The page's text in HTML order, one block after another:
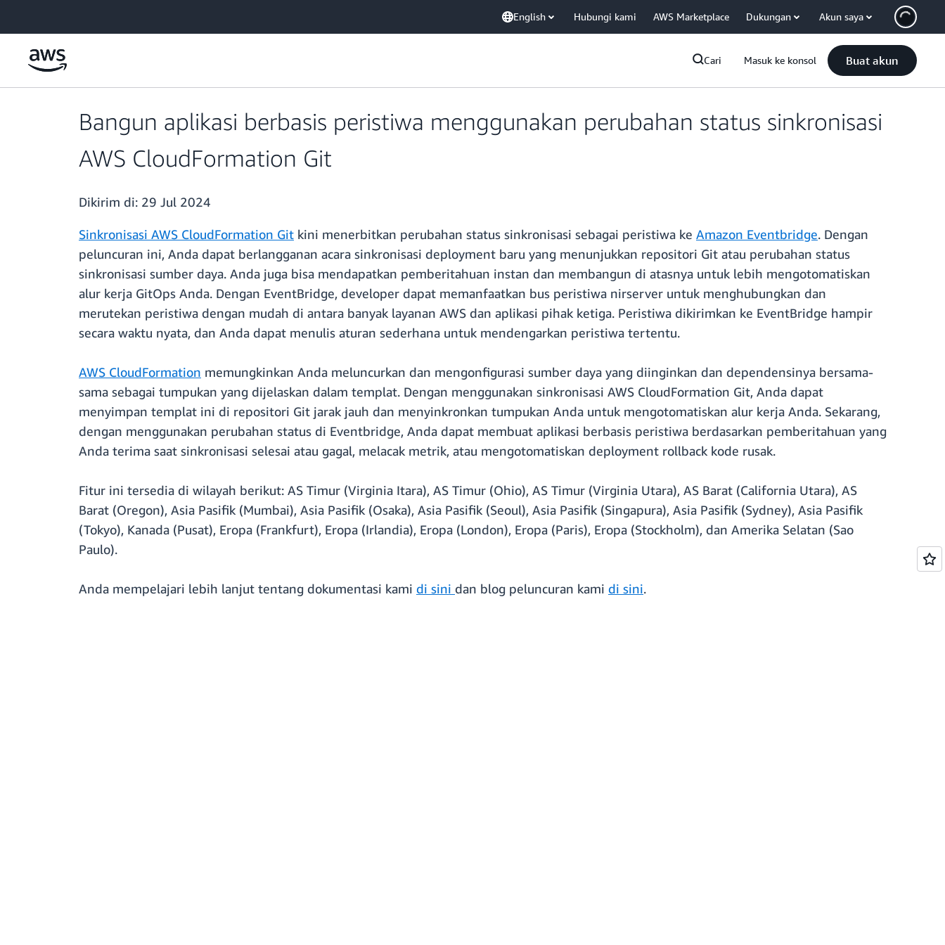
English Hubungi kami AWS Marketplace Dukungan Akun saya
Cari Masuk ke konsol Buat akun
Bangun aplikasi berbasis peristiwa menggunakan perubahan status sinkronisasi
AWS CloudFormation Git
Dikirim di: 29 Jul 2024
Sinkronisasi AWS CloudFormation Git kini menerbitkan perubahan status sinkronisasi sebagai peristiwa ke Amazon Eventbridge. Dengan
peluncuran ini, Anda dapat berlangganan acara sinkronisasi deployment baru yang menunjukkan repositori Git atau perubahan status
sinkronisasi sumber daya. Anda juga bisa mendapatkan pemberitahuan instan dan membangun di atasnya untuk lebih mengotomatiskan
alur kerja GitOps Anda. Dengan EventBridge, developer dapat memanfaatkan bus peristiwa nirserver untuk menghubungkan dan
merutekan peristiwa dengan mudah di antara banyak layanan AWS dan aplikasi pihak ketiga. Peristiwa dikirimkan ke EventBridge hampir
secara waktu nyata, dan Anda dapat menulis aturan sederhana untuk mendengarkan peristiwa tertentu.
AWS CloudFormation memungkinkan Anda meluncurkan dan mengonfigurasi sumber daya yang diinginkan dan dependensinya bersama-
sama sebagai tumpukan yang dijelaskan dalam templat. Dengan menggunakan sinkronisasi AWS CloudFormation Git, Anda dapat
menyimpan templat ini di repositori Git jarak jauh dan menyinkronkan tumpukan Anda untuk mengotomatiskan alur kerja Anda. Sekarang,
dengan menggunakan perubahan status di Eventbridge, Anda dapat membuat aplikasi berbasis peristiwa berdasarkan pemberitahuan yang
Anda terima saat sinkronisasi selesai atau gagal, melacak metrik, atau mengotomatiskan deployment rollback kode rusak.
Fitur ini tersedia di wilayah berikut: AS Timur (Virginia Itara), AS Timur (Ohio), AS Timur (Virginia Utara), AS Barat (California Utara), AS
Barat (Oregon), Asia Pasifik (Mumbai), Asia Pasifik (Osaka), Asia Pasifik (Seoul), Asia Pasifik (Singapura), Asia Pasifik (Sydney), Asia Pasifik
(Tokyo), Kanada (Pusat), Eropa (Frankfurt), Eropa (Irlandia), Eropa (London), Eropa (Paris), Eropa (Stockholm), dan Amerika Selatan (Sao
Paulo).
Anda mempelajari lebih lanjut tentang dokumentasi kami di sini dan blog peluncuran kami di sini.